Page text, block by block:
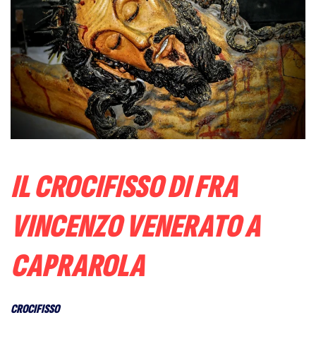
IL CROCIFISSO DI FRA
VINCENZO VENERATO A
CAPRAROLA
CROCIFISSO